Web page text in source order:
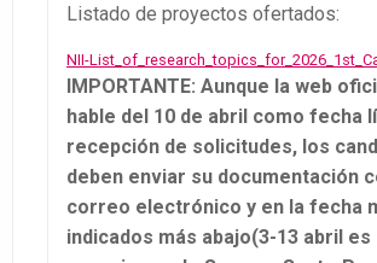
Listado de proyectos ofertados:
NII-
IMPORTANTE: Aunque la web
hable del 10 de abril como fecha
recepción de solicitudes, los
deben enviar su documentación
correo electrónico y en la fecha
indicados más abajo(3-13 abril